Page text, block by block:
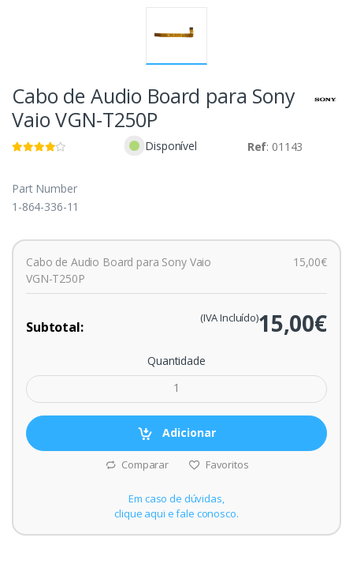
Cabo de Audio Board para Sony
Vaio VGN-T250P
Disponível Ref: 01143
Part Number
1-864-336-11
Cabo de Audio Board para Sony Vaio
VGN-T250P
15,00€
Subtotal: 15,00€
(IVA Incluído)
Quantidade
Adicionar
Comparar Favoritos
Em caso de dúvidas,
clique aqui e fale conosco.